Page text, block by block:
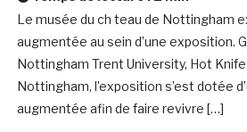
Le musée du ch teau de Nottingham
augmentée au sein d’une exposition.
Nottingham Trent University, Hot
Nottingham, l’exposition s’est dotée
augmentée afin de faire revivre […]